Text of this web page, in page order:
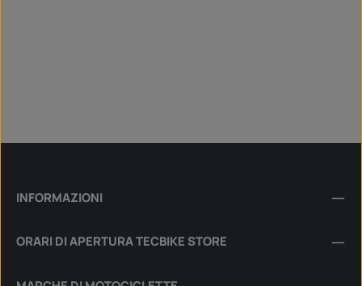
INFORMAZIONI
ORARI DI APERTURA TECBIKE STORE